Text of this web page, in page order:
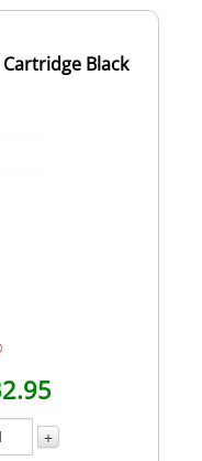
Cartridge Black
+